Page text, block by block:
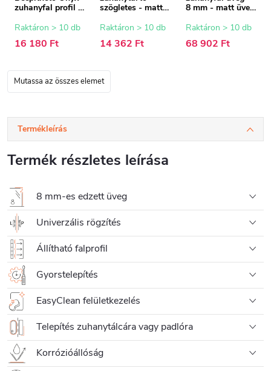
zuhanyfal profil -
fekete - 15 mm
Raktáron > 10 db
16 180 Ft
szögletes - matt
Raktáron > 10 db
14 362 Ft
8 mm - matt üveg
Raktáron > 10 db
68 902 Ft
Mutassa az összes elemet
Termékleírás
Termék részletes leírása
8 mm-es edzett üveg
Univerzális rögzítés
Állítható falprofil
Gyorstelepítés
EasyClean felületkezelés
Telepítés zuhanytálcára vagy padlóra
Korrózióállóság